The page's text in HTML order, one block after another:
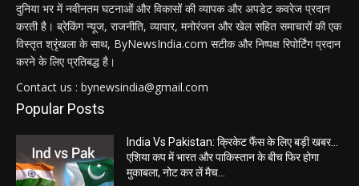
दुनिया भर में नवीनतम घटनाओं और विकासों की व्यापक और अपडेट कवरेज प्रदान
करती है। ब्रेकिंग न्यूज, राजनीति, व्यापार, मनोरंजन और खेल सहित समाचारों की एक
विस्तृत श्रृंखला के साथ, ByNewsIndia.com सटीक और निष्पक्ष रिपोर्टिंग प्रदान
करने के लिए प्रतिबद्ध है।
Contact us : bynewsindia@gmail.com
Popular Posts
India Vs Pakistan: क्रिकेट फैंस के लिए बड़ी खबर…
एशिया कप में भारत और पाकिस्तान के बीच फिर होगा
मुकाबला, नोट कर लें मैच...